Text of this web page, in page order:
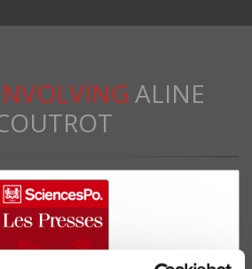
ALINE